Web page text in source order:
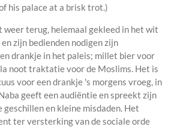
his palace at a brisk trot.)
weer terug, helemaal gekleed in het wit
zijn bedienden nodigen zijn
drankje in het paleis; millet bier voor
noot traktatie voor de Moslims. Het is
voor een drankje 's morgens vroeg, in
geeft een audiëntie en spreekt zijn
en kleine misdaden. Het
ter versterking van de sociale orde